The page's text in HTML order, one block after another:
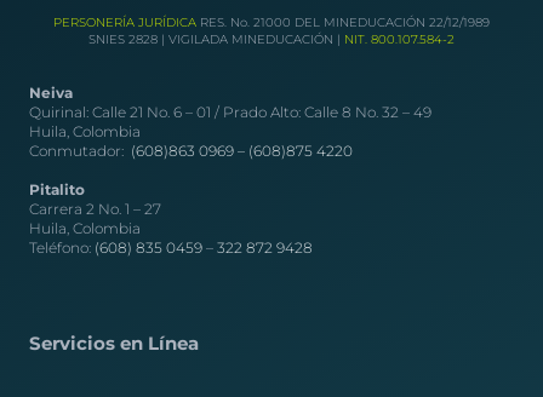
PERSONERÍA JURÍDICA RES. No. 21000 DEL MINEDUCACIÓN 22/12/1989
SNIES 2828 | VIGILADA MINEDUCACIÓN | NIT. 800.107.584-2
Neiva
Quirinal: Calle 21 No. 6 – 01 / Prado Alto: Calle 8 No. 32 – 49
Huila, Colombia
Conmutador: (608)863 0969 – (608)875 4220
Pitalito
Carrera 2 No. 1 – 27
Huila, Colombia
Teléfono: (608) 835 0459 – 322 872 9428
Servicios en Línea